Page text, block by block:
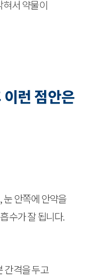
혀서 약물이
런 점안은
안쪽에 안약을
수가 잘 됩니다.
간격을 두고